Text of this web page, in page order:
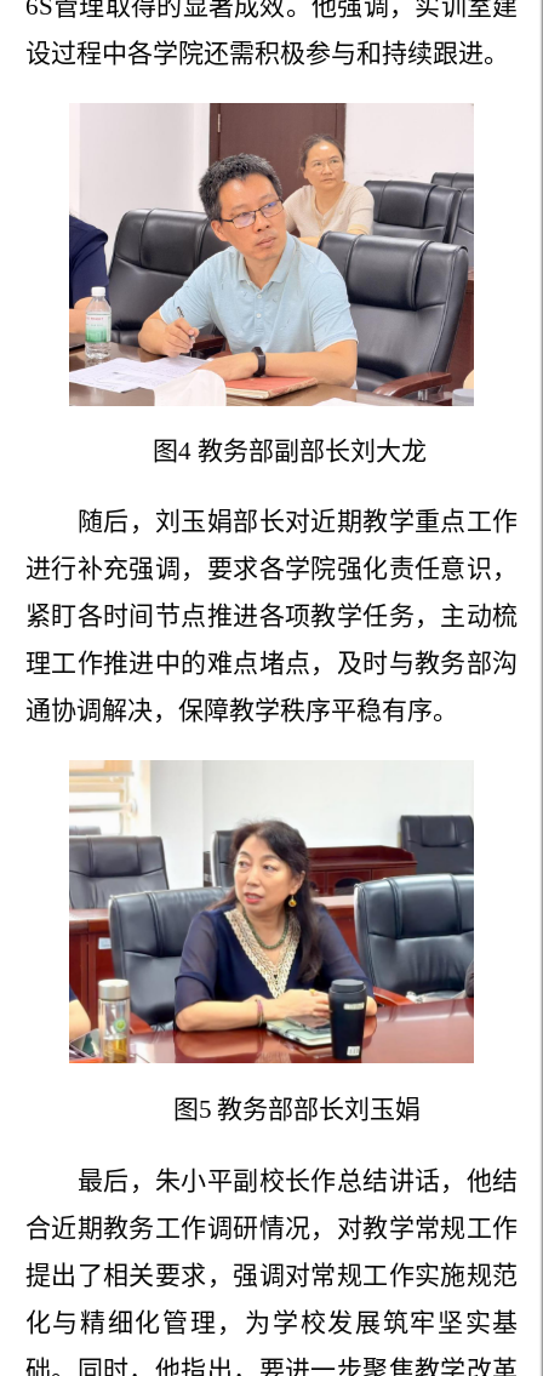
设过程中各学院还需积极参与和持续跟进。
图4 教务部副部长刘大龙
随后，刘玉娟部长对近期教学重点工作
进行补充强调，要求各学院强化责任意识，
紧盯各时间节点推进各项教学任务，主动梳
理工作推进中的难点堵点，及时与教务部沟
通协调解决，保障教学秩序平稳有序。
图5 教务部部长刘玉娟
最后，朱小平副校长作总结讲话，他结
合近期教务工作调研情况，对教学常规工作
提出了相关要求，强调对常规工作实施规范
化与精细化管理，为学校发展筑牢坚实基
础。同时，他指出，要进一步聚焦教学改革